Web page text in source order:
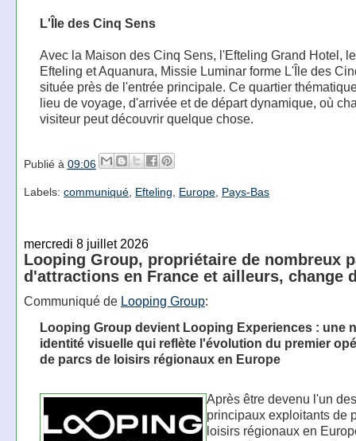
L'Île des Cinq Sens
Avec la Maison des Cinq Sens, l'Efteling Grand Hotel,
Efteling et Aquanura, Missie Luminar forme L'Île des
située près de l'entrée principale. Ce quartier
lieu de voyage, d'arrivée et de départ dynamique, où
visiteur peut découvrir quelque chose.
Publié à 09:06
Labels: communiqué, Efteling Europe, Pays-Bas
mercredi 8 juillet 2026
Looping Group, propriétaire de nombreux
d'attractions en France et ailleurs, change
Communiqué de Looping Group:
Looping Group devient Looping Experiences : une
identité visuelle qui reflète l'évolution du premier
de parcs de loisirs régionaux en Europe
Après être devenu l'un des
principaux exploitants de
loisirs régionaux en